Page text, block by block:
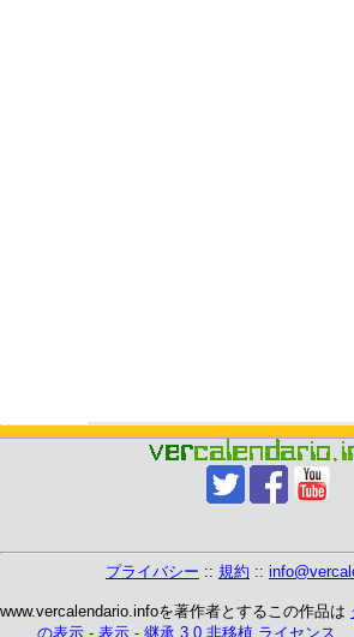
プライバシー :: 規約 ::
www.vercalendario.infoを著作者とするこの作品は
の表示 - 表示 - 継承 3.0 非移植 ライセンス